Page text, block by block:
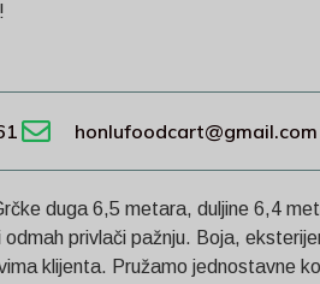
honlufoodcart@gmail.com
duga 6,5 metara, duljine 6,4
privlači pažnju. Boja,
klijenta. Pružamo jednostavne